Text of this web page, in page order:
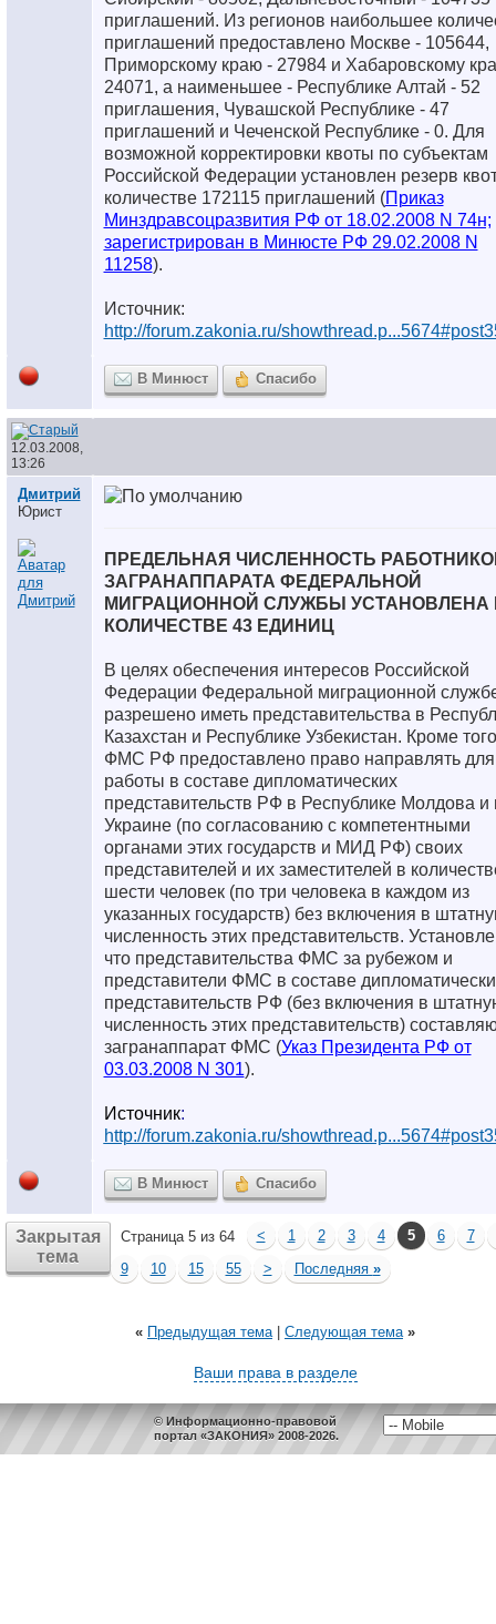
приглашений. Из регионов наибольшее
приглашений предоставлено Москве - 105644,
Приморскому краю - 27984 и Хабаровскому
24071, а наименьшее - Республике Алтай - 52
приглашения, Чувашской Республике - 47
приглашений и Чеченской Республике - 0. Для
возможной корректировки квоты по субъектам
Российской Федерации установлен резерв
количестве 172115 приглашений (Приказ
Минздравсоцразвития РФ от 18.02.2008 N 74н;
зарегистрирован в Минюсте РФ 29.02.2008 N
11258).
Источник:
http://forum.zakonia.ru/
В Минюст Спасибо
12.03.2008,
13:26
Дмитрий
Юрист
ПРЕДЕЛЬНАЯ ЧИСЛЕННОСТЬ
ЗАГРАНАППАРАТА ФЕДЕРАЛЬНОЙ
МИГРАЦИОННОЙ СЛУЖБЫ УСТАНОВЛЕНА
КОЛИЧЕСТВЕ 43 ЕДИНИЦ
В целях обеспечения интересов Российской
Федерации Федеральной миграционной
разрешено иметь представительства в
Казахстан и Республике Узбекистан. Кроме
ФМС РФ предоставлено право направлять для
работы в составе дипломатических
представительств РФ в Республике Молдова и
Украине (по согласованию с компетентными
органами этих государств и МИД РФ) своих
представителей и их заместителей в
шести человек (по три человека в каждом из
указанных государств) без включения в
численность этих представительств.
что представительства ФМС за рубежом и
представители ФМС в составе
представительств РФ (без включения в
численность этих представительств)
загранаппарат ФМС (Указ Президента РФ от
03.03.2008 N 301).
Источник:
http://forum.zakonia.ru/
В Минюст Спасибо
Закрытая
тема
Страница 5 из 64 < 1 2 3 4 5 6
7
9
10 15 55 > Последняя »
« Предыдущая тема| Следующая тема »
Ваши права в разделе
© Информационно-правовой
портал «ЗАКОНИЯ» 2008-2026.